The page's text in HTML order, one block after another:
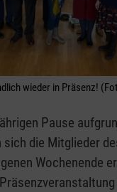
wieder in Präsenz!
Pause
die Mitglieder
Wochenende